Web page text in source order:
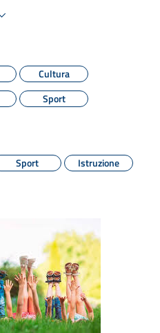
Cultura
Sport
Sport
Istruzione